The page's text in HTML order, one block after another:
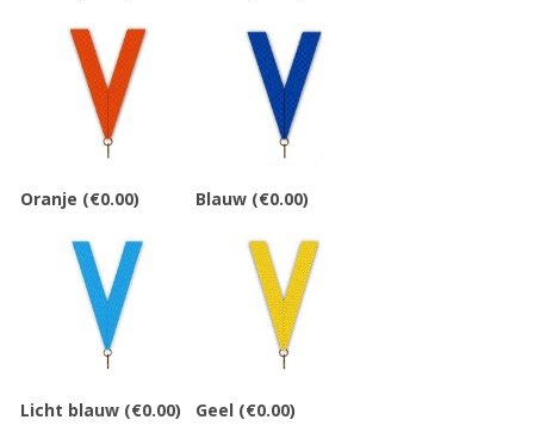
Oranje (€0.00) Blauw (€0.00)
Licht blauw (€0.00) Geel (€0.00)